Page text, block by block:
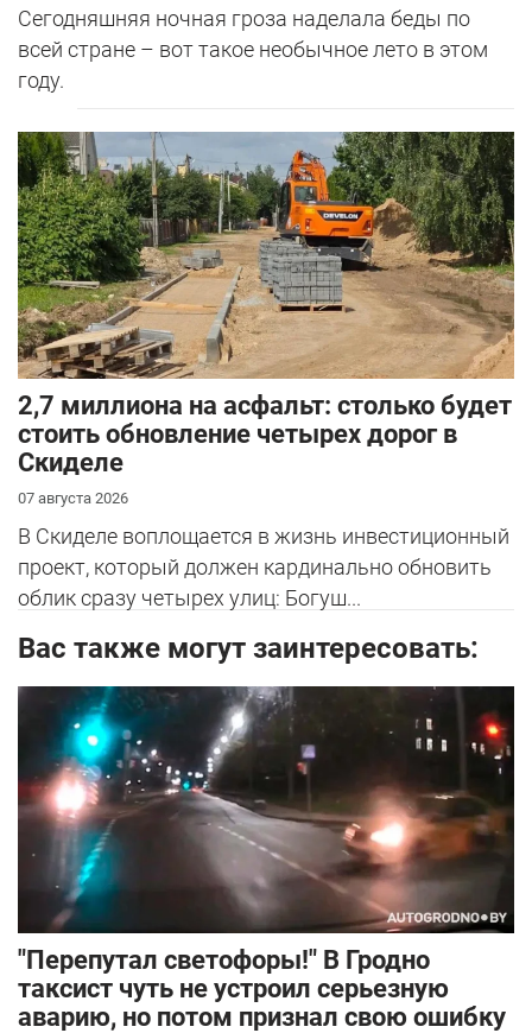
Сегодняшняя ночная гроза наделала беды по
всей стране – вот такое необычное лето в этом
году.
2,7 миллиона на асфальт: столько будет
стоить обновление четырех дорог в
Скиделе
07 августа 2026
В Скиделе воплощается в жизнь инвестиционный
проект, который должен кардинально обновить
облик сразу четырех улиц: Богуш...
Вас также могут заинтересовать:
"Перепутал светофоры!" В Гродно
таксист чуть не устроил серьезную
аварию, но потом признал свою ошибку